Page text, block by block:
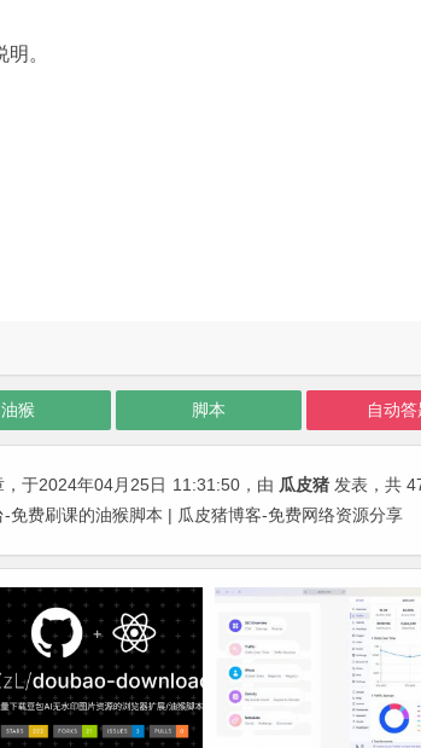
。
油猴 脚本 自动答
于2024年04月25日 11:31:50 ，由 瓜皮猪 发表，共
-免费刷课的油猴脚本 | 瓜皮猪博客-免费网络资源分享